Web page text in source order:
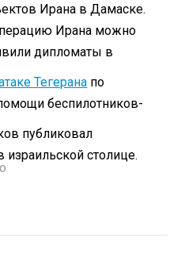
Ирана в Дамаске.
Ирана можно
дипломаты в
Тегерана по
беспилотников-
публиковал
израильской столице.